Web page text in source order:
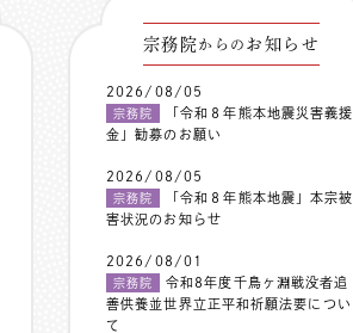
宗務院からの お知らせ
2026/08/05
宗務院
「令和８年熊本地震災害義援
金」勧募のお願い
2026/08/05
宗務院
「令和８年熊本地震」本宗被
害状況のお知らせ
2026/08/01
宗務院
令和8年度千鳥ヶ淵戦没者追
善供養並世界立正平和祈願法要につい
て